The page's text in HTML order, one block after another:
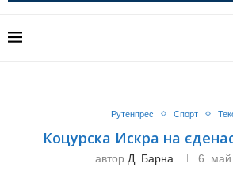
Рутенпрес Спорт
Коцурска Искра на
автор Д. Барна 6. май